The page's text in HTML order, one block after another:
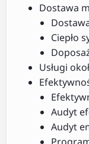
Dostawa
Ciepło
Usługi
Audyt
Audyt